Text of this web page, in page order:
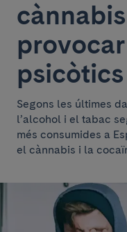
psicòtics
Segons les últimes
l’alcohol i el tabac
més consumides a
el cànnabis i la